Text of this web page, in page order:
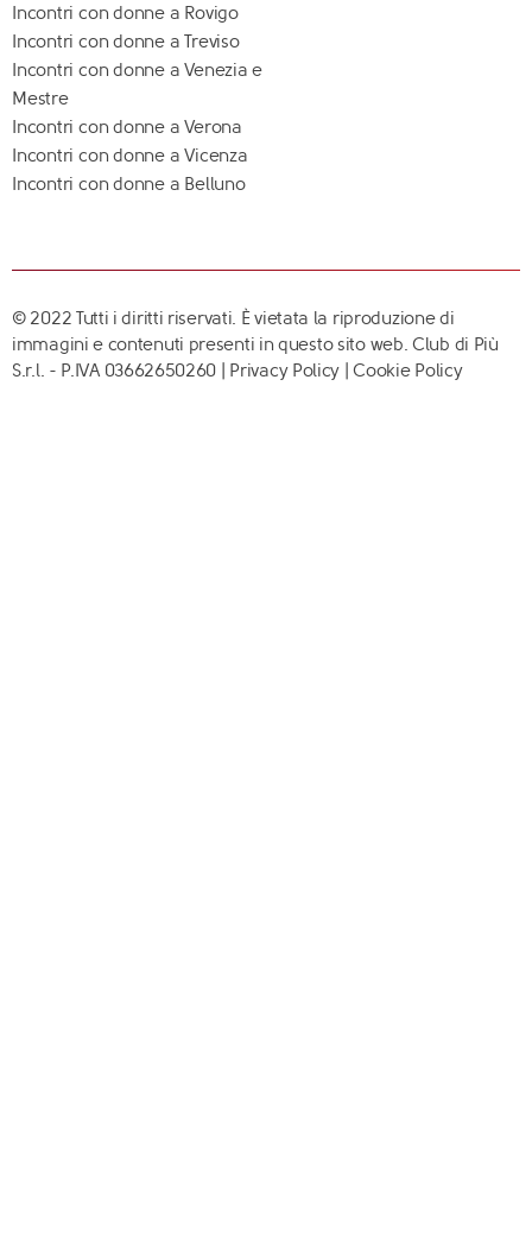
Incontri con donne a Rovigo
Incontri con donne a Treviso
Incontri con donne a Venezia e
Mestre
Incontri con donne a Verona
Incontri con donne a Vicenza
Incontri con donne a Belluno
© 2022 Tutti i diritti riservati. È vietata la riproduzione di
immagini e contenuti presenti in questo sito web. Club di Più
S.r.l. - P.IVA 03662650260 | Privacy Policy |Cookie Policy